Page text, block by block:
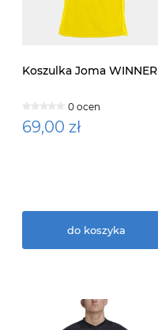
Koszulka Joma WINNER
0 ocen
69,00 zł
do koszyka